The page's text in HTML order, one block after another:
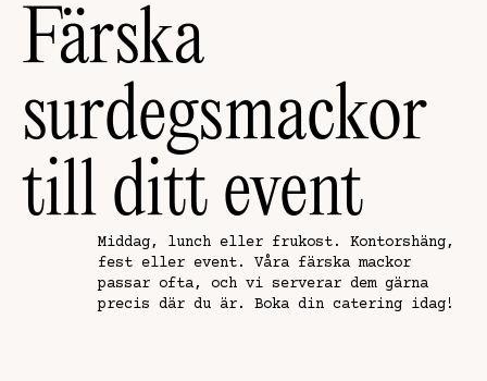
Färska
surdegsmackor
till ditt event
Middag, lunch eller frukost. Kontorshäng,
fest eller event. Våra färska mackor
passar ofta, och vi serverar dem gärna
precis där du är. Boka din catering idag!